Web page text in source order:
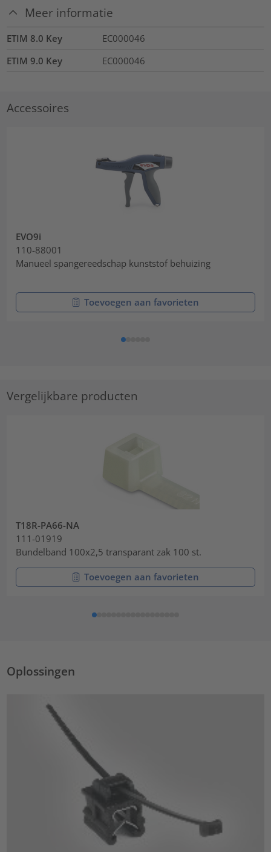
Meer informatie
ETIM 8.0 Key
EC000046
ETIM 9.0 Key
EC000046
Accessoires
EVO9i
110-88001
Manueel spangereedschap kunststof behuizing
Toevoegen aan favorieten
Vergelijkbare producten
T18R-PA66-NA
111-01919
Bundelband 100x2,5 transparant zak 100 st.
Toevoegen aan favorieten
Oplossingen